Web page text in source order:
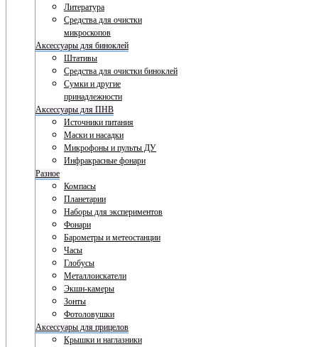
Литература
Средства для очистки
микроскопов
Аксессуары для биноклей
Штативы
Средства для очистки биноклей
Сумки и другие
принадлежности
Аксессуары для ПНВ
Источники питания
Маски и насадки
Микрофоны и пульты ДУ
Инфракрасные фонари
Разное
Компасы
Планетарии
Наборы для экспериментов
Фонари
Барометры и метеостанции
Часы
Глобусы
Металлоискатели
Экшн-камеры
Зонты
Фотоловушки
Аксессуары для прицелов
Крышки и наглазники